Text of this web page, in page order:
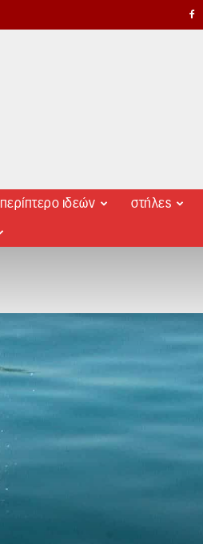
περίπτερο ιδεών στήλες